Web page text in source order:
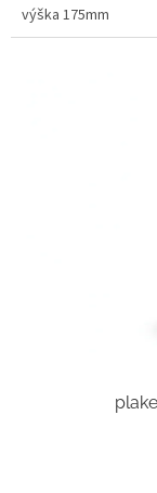
výška 175mm